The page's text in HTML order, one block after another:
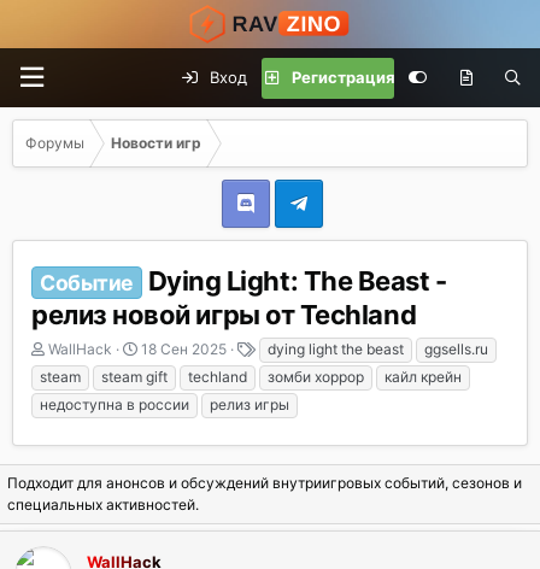
Вход Регистрация
Форумы Новости игр
Событие
Dying Light: The Beast -
релиз новой игры от Techland
А
в
т
о
е
м
ы
WallHack
Д
а
т
а
ч
а
л
18 Сен 2025
е
г
и
dying light the beast
ggsells.ru
steam
steam gift techland зомби хоррор
кайл крейн
недоступна в россии
релиз игры
Подходит для анонсов и обсуждений внутриигровых событий, сезонов и
специальных активностей.
WallHack